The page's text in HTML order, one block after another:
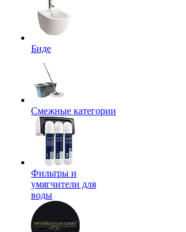
Биде
Смежные категории
Фильтры и
умягчители для
воды